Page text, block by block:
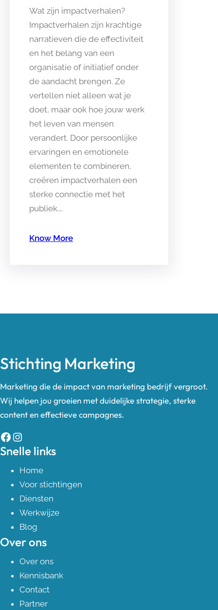
Wat zijn impactverhalen?
Impactverhalen zijn krachtige
narratieven die de effectiviteit
en het belang van een
organisatie of initiatief onder
de aandacht brengen. Ze
vertellen niet alleen wat je
doet, maar ook hoe jouw werk
het leven van mensen
verandert. Door persoonlijke
ervaringen en emotionele
elementen te combineren,
creëren impactverhalen een
sterke connectie met het
publiek.…
Know More
Stichting Marketing
Marketing die de impact van marketing bedrijf vergroot.
Wij helpen jou groeien met duidelijke strategie, sterke
content en effectieve campagnes.
Facebook Instagram
Snelle links
Home
Voor stichtingen
Diensten
Werkwijze
Blog
Over ons
Over ons
Kennisbank
Contact
Partner